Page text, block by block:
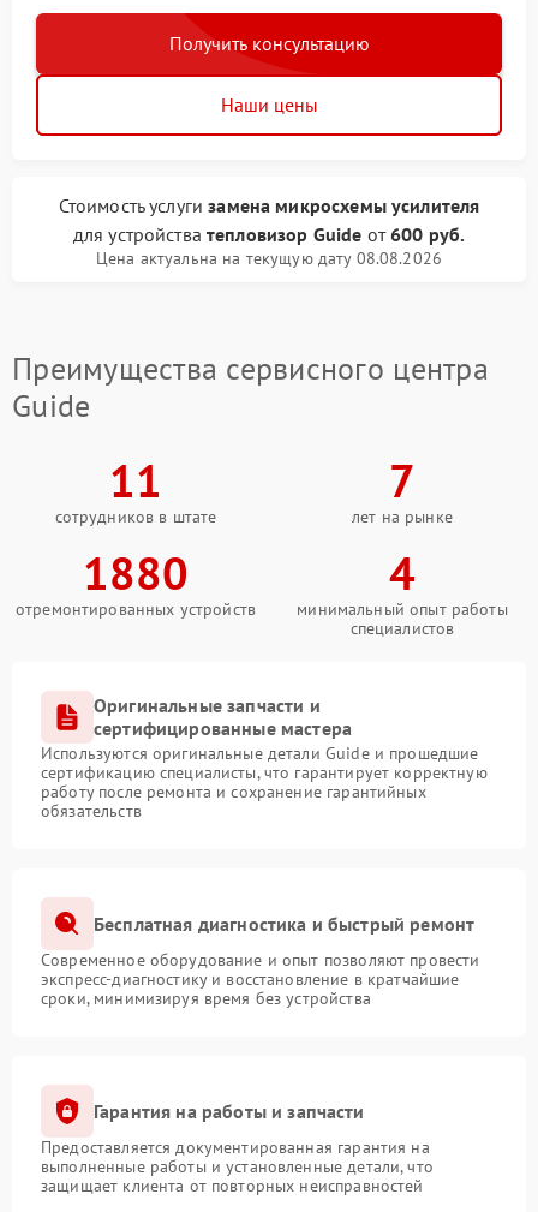
Получить консультацию
Наши цены
Стоимость услугизамена микросхемы усилителя
для устройстватепловизор Guide от600 руб.
Цена актуальна на текущую дату 08.08.2026
Преимущества сервисного центра
Guide
11
сотрудников в штате
7
лет на рынке
1880
отремонтированных устройств
4
минимальный опыт работы
специалистов
Оригинальные запчасти и
сертифицированные мастера
Используются оригинальные детали Guide и прошедшие
сертификацию специалисты, что гарантирует корректную
работу после ремонта и сохранение гарантийных
обязательств
Бесплатная диагностика и быстрый ремонт
Современное оборудование и опыт позволяют провести
экспресс-диагностику и восстановление в кратчайшие
сроки, минимизируя время без устройства
Гарантия на работы и запчасти
Предоставляется документированная гарантия на
выполненные работы и установленные детали, что
защищает клиента от повторных неисправностей